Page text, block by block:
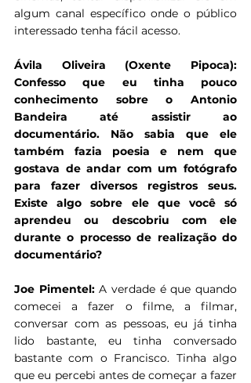
algum canal específico onde o público
interessado tenha fácil acesso.
Ávila Oliveira (Oxente Pipoca):
Confesso que eu tinha pouco
conhecimento sobre o Antonio
Bandeira até assistir ao
documentário. Não sabia que ele
também fazia poesia e nem que
gostava de andar com um fotógrafo
para fazer diversos registros seus.
Existe algo sobre ele que você só
aprendeu ou descobriu com ele
durante o processo de realização do
documentário?
Joe Pimentel: A verdade é que quando
comecei a fazer o filme, a filmar,
conversar com as pessoas, eu já tinha
lido bastante, eu tinha conversado
bastante com o Francisco. Tinha algo
que eu percebi antes de começar a fazer